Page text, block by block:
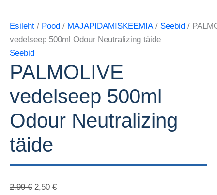
Esileht / Pood / MAJAPIDAMISKEEMIA/ Seebid /
vedelseep 500ml Odour Neutralizing täide
Seebid
PALMOLIVE
vedelseep 500ml
Odour Neutralizing
täide
2,99€ 2,50 €